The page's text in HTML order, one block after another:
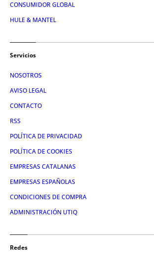
CONSUMIDOR GLOBAL
HULE & MANTEL
Servicios
NOSOTROS
AVISO LEGAL
CONTACTO
RSS
POLÍTICA DE PRIVACIDAD
POLÍTICA DE COOKIES
EMPRESAS CATALANAS
EMPRESAS ESPAÑOLAS
CONDICIONES DE COMPRA
ADMINISTRACIÓN UTIQ
Redes